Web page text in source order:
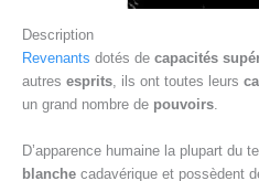
Description
Revenants dotés de capacités
autres esprits, ils ont toutes leurs
un grand nombre de pouvoirs.
D’apparence humaine la plupart du
blanche cadavérique et possèdent